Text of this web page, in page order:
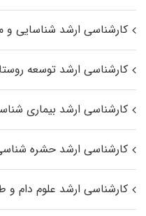
کارشناسی ارشد شناسایی و
کارشناسی ارشد توسعه
کارشناسی ارشد بیماری‌
کارشناسی ارشد حشره‌
کارشناسی ارشد علوم دام و